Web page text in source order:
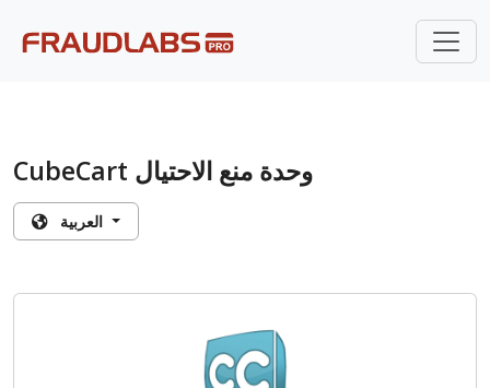
CubeCart وحدة منع الاحتيال